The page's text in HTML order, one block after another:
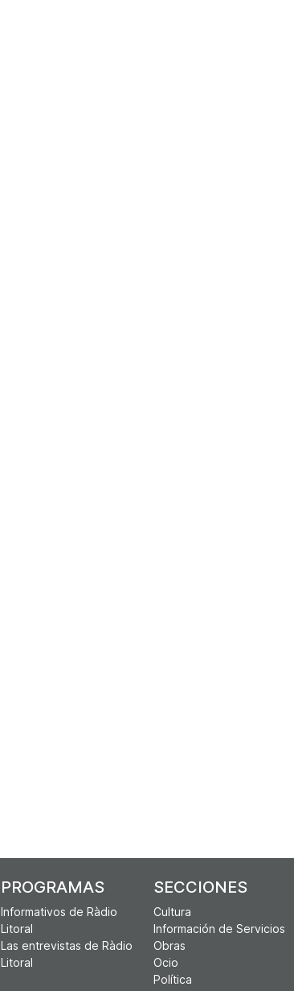
PROGRAMAS
Informativos de Ràdio
Litoral
Las entrevistas de Ràdio
Litoral
SECCIONES
Cultura
Información de Servicios
Obras
Ocio
Política